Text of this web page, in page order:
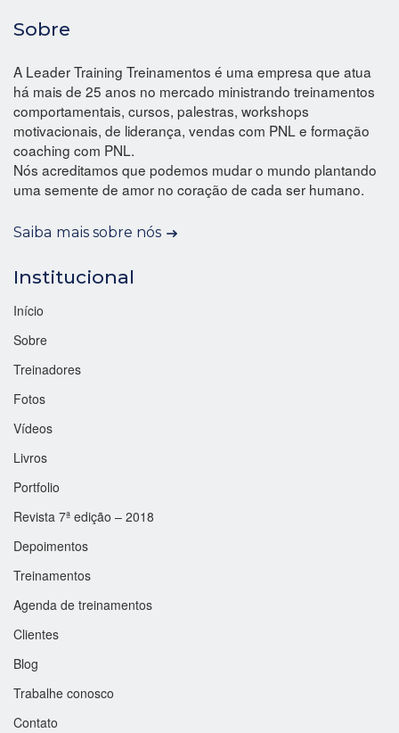
Sobre
A Leader Training Treinamentos é uma empresa que atua
há mais de 25 anos no mercado ministrando treinamentos
comportamentais, cursos, palestras, workshops
motivacionais, de liderança, vendas com PNL e formação
coaching com PNL.
Nós acreditamos que podemos mudar o mundo plantando
uma semente de amor no coração de cada ser humano.
Saiba mais sobre nós
Institucional
Início
Sobre
Treinadores
Fotos
Vídeos
Livros
Portfolio
Revista 7ª edição – 2018
Depoimentos
Treinamentos
Agenda de treinamentos
Clientes
Blog
Trabalhe conosco
Contato